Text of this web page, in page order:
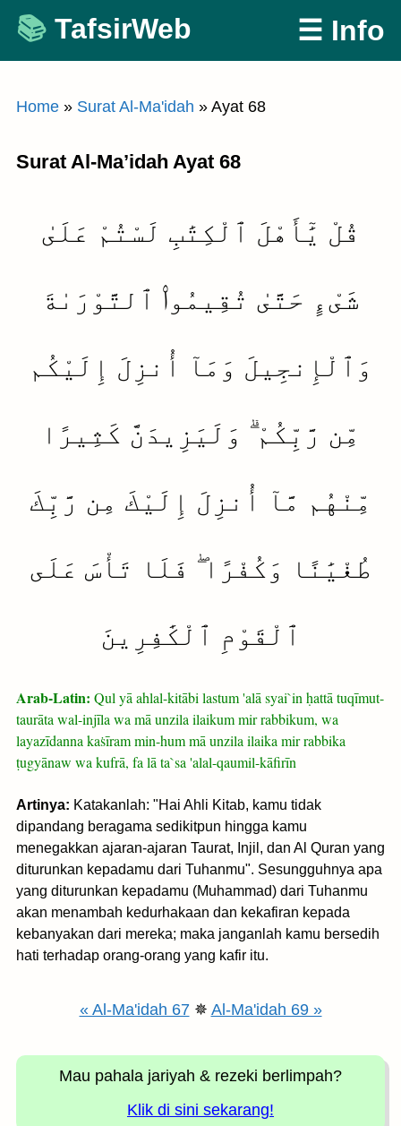
Skip
content
TafsirWeb ☰ Info
Home » Surat Al-Ma'idah » Ayat 68
Surat Al-Ma’idah Ayat 68
قُلْ يَٰٓأَهْلَ ٱلْكِتَٰبِ لَسْتُمْ عَلَىٰ
شَىْءٍ حَتَّىٰ تُقِيمُوا۟ ٱلتَّوْرَىٰةَ
وَٱلْإِنجِيلَ وَمَآ أُنزِلَ إِلَيْكُم
مِّن رَّبِّكُمْ ۗ وَلَيَزِيدَنَّ كَثِيرًا
مِّنْهُم مَّآ أُنزِلَ إِلَيْكَ مِن رَّبِّكَ
طُغْيَٰنًا وَكُفْرًا ۖ فَلَا تَأْسَ عَلَى
ٱلْقَوْمِ ٱلْكَٰفِرِينَ
Arab-Latin: Qul yā ahlal-kitābi lastum 'alā syai`in ḥattā tuqīmut-
taurāta wal-injīla wa mā unzila ilaikum mir rabbikum, wa
layazīdanna kaṡīram min-hum mā unzila ilaika mir rabbika
ṭugyānaw wa kufrā, fa lā ta`sa 'alal-qaumil-kāfirīn
Artinya: Katakanlah: "Hai Ahli Kitab, kamu tidak
dipandang beragama sedikitpun hingga kamu
menegakkan ajaran-ajaran Taurat, Injil, dan Al Quran yang
diturunkan kepadamu dari Tuhanmu". Sesungguhnya apa
yang diturunkan kepadamu (Muhammad) dari Tuhanmu
akan menambah kedurhakaan dan kekafiran kepada
kebanyakan dari mereka; maka janganlah kamu bersedih
hati terhadap orang-orang yang kafir itu.
« Al-Ma'idah 67✵ Al-Ma'idah 69 »
Mau pahala jariyah & rezeki berlimpah?
Klik di sini sekarang!